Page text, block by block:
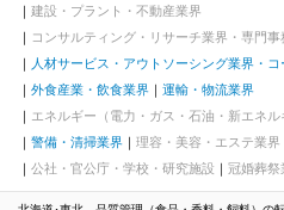
建設・プラント・不動産業界
コンサルティング・リサーチ業界・専門
人材サービス・アウトソーシング業界・コ
外食産業・飲食業界
運輸・物流業界
エネルギー（電力・ガス・石油・新エネル
警備・清掃業界
理容・美容・エステ業界
公社・官公庁・学校・研究施設
冠婚葬祭